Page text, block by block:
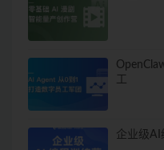
工
企业级AI